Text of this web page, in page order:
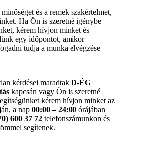
és a remek szakértelmet,
Ha Ön is szeretné igénybe
kérem hívjon minket és
egy időpontot, amikor
tudja a munka elvégzése
kérdései maradtak D-ÉG
kapcsán vagy Ön is szeretné
kérem hívjon minket az
a nap 00:00 – 24:00 órájában
600 37 72 telefonszámunkon és
segítenek.